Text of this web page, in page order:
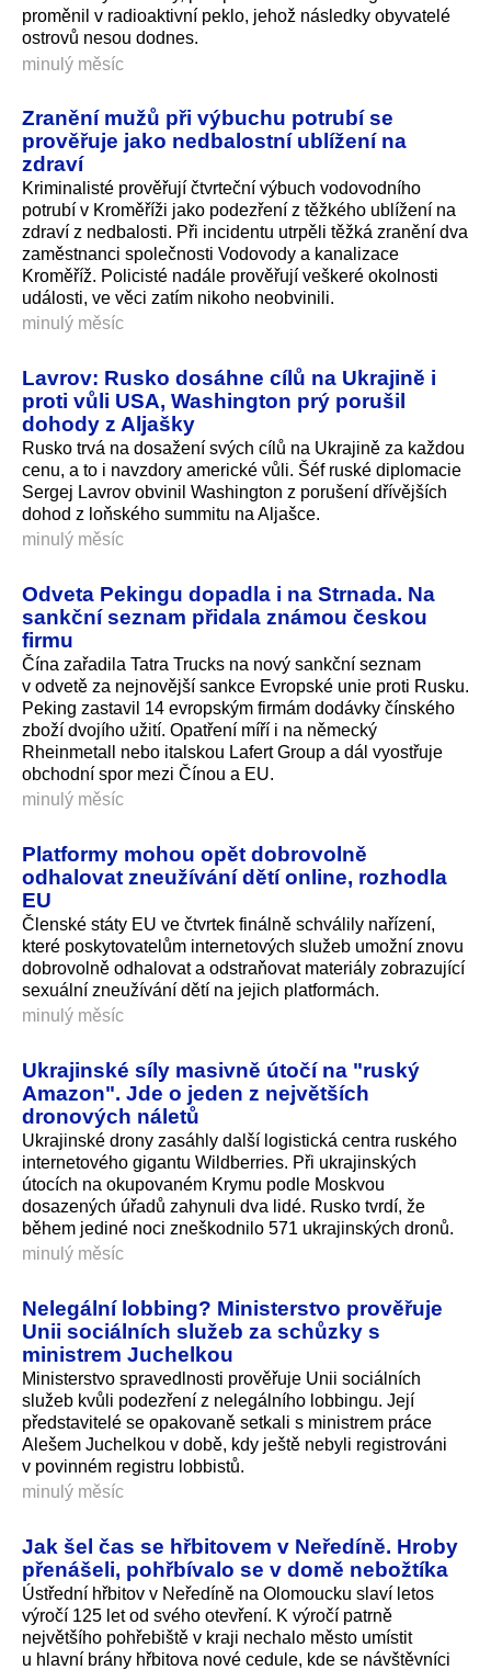
proměnil v radioaktivní peklo, jehož následky obyvatelé
ostrovů nesou dodnes.
minulý měsíc
Zranění mužů při výbuchu potrubí se
prověřuje jako nedbalostní ublížení na
zdraví
Kriminalisté prověřují čtvrteční výbuch vodovodního
potrubí v Kroměříži jako podezření z těžkého ublížení na
zdraví z nedbalosti. Při incidentu utrpěli těžká zranění dva
zaměstnanci společnosti Vodovody a kanalizace
Kroměříž. Policisté nadále prověřují veškeré okolnosti
události, ve věci zatím nikoho neobvinili.
minulý měsíc
Lavrov: Rusko dosáhne cílů na Ukrajině i
proti vůli USA, Washington prý porušil
dohody z Aljašky
Rusko trvá na dosažení svých cílů na Ukrajině za každou
cenu, a to i navzdory americké vůli. Šéf ruské diplomacie
Sergej Lavrov obvinil Washington z porušení dřívějších
dohod z loňského summitu na Aljašce.
minulý měsíc
Odveta Pekingu dopadla i na Strnada. Na
sankční seznam přidala známou českou
firmu
Čína zařadila Tatra Trucks na nový sankční seznam
v odvetě za nejnovější sankce Evropské unie proti Rusku.
Peking zastavil 14 evropským firmám dodávky čínského
zboží dvojího užití. Opatření míří i na německý
Rheinmetall nebo italskou Lafert Group a dál vyostřuje
obchodní spor mezi Čínou a EU.
minulý měsíc
Platformy mohou opět dobrovolně
odhalovat zneužívání dětí online, rozhodla
EU
Členské státy EU ve čtvrtek finálně schválily nařízení,
které poskytovatelům internetových služeb umožní znovu
dobrovolně odhalovat a odstraňovat materiály zobrazující
sexuální zneužívání dětí na jejich platformách.
minulý měsíc
Ukrajinské síly masivně útočí na "ruský
Amazon". Jde o jeden z největších
dronových náletů
Ukrajinské drony zasáhly další logistická centra ruského
internetového gigantu Wildberries. Při ukrajinských
útocích na okupovaném Krymu podle Moskvou
dosazených úřadů zahynuli dva lidé. Rusko tvrdí, že
během jediné noci zneškodnilo 571 ukrajinských dro­nů.
minulý měsíc
Nelegální lobbing? Ministerstvo prověřuje
Unii sociálních služeb za schůzky s
ministrem Juchelkou
Ministerstvo spravedlnosti prověřuje Unii sociálních
služeb kvůli podezření z nelegálního lobbingu. Její
představitelé se opakovaně setkali s ministrem práce
Alešem Juchelkou v době, kdy ještě nebyli registrováni
v povinném registru lobbistů.
minulý měsíc
Jak šel čas se hřbitovem v Neředíně. Hroby
přenášeli, pohřbívalo se v domě nebožtíka
Ústřední hřbitov v Neředíně na Olomoucku slaví letos
výročí 125 let od svého otevření. K výročí patrně
největšího pohřebiště v kraji nechalo město umístit
u hlavní brány hřbitova nové cedule, kde se návštěvníci